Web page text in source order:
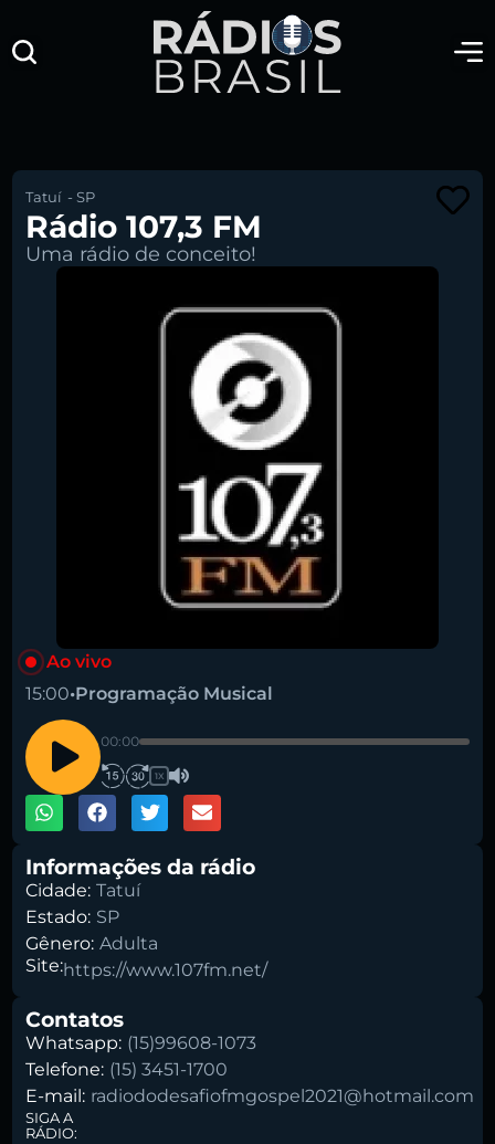
Tatuí -SP
Rádio 107,3 FM
Uma rádio de conceito!
Ao vivo
15:00•Programação Musical
00:00
1X
Informações da rádio
Cidade: Tatuí
Estado: SP
Gênero: Adulta
Site:https://www.107fm.net/
Contatos
Whatsapp: (15)99608-1073
Telefone: (15) 3451-1700
E-mail: radiododesafiofmgospel2021@hotmail.com
SIGA A
RÁDIO: